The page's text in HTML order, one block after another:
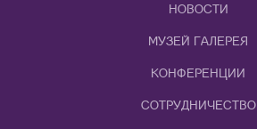
НОВОСТИ
МУЗЕЙ ГАЛЕРЕЯ
КОНФЕРЕНЦИИ
СОТРУДНИЧЕСТВО